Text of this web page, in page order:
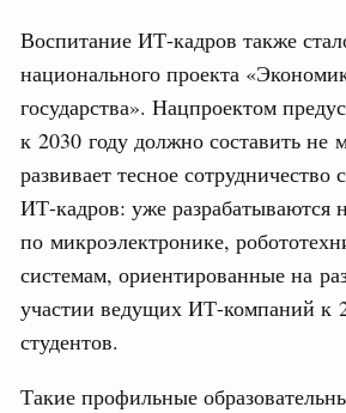
Воспитание ИТ-кадров также
национального проекта
государства». Нацпроектом
к 2030 году должно составить не
развивает тесное
ИТ-кадров: уже разрабатываются
по микроэлектронике,
системам, ориентированные на
участии ведущих ИТ-компаний к
студентов.
Такие профильные
и Сергей Кравцов
с победой на
вопросы промышленной политики
посетил Ярославскую
субъектов Федерации.
15 объектов
построили и обновили
кредитам